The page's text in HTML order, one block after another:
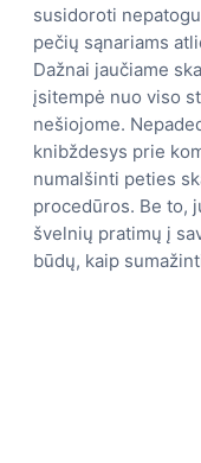
susidoroti
pečių sąnariams
Dažnai jaučiame
įsitempė nuo viso
nešiojome.
knibždesys prie
numalšinti peties
procedūros. Be to,
švelnių pratimų į
būdų, kaip